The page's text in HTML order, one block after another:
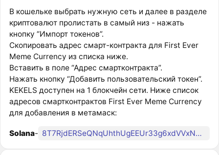
В кошельке выбрать нужную сеть и далее в разделе
криптовалют пролистать в самый низ - нажать
кнопку “Импорт токенов”.
Скопировать адрес смарт-контракта для First Ever
Meme Currency из списка ниже.
Вставить в поле “Адрес смартконтракта”.
Нажать кнопку “Добавить пользовательский токен”.
KEKELS доступен на 1 блокчейн сети. Ниже список
адресов смартконтрактов First Ever Meme Currency
для добавления в метамаск:
Solana- 8T7RjdERSeQNqUhthUgEEUr33g6xdVVxND5YmgjSpump